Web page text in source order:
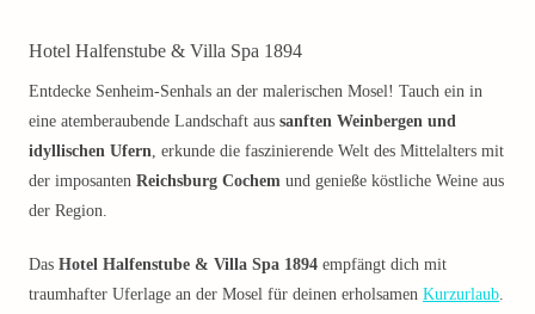
Hotel Halfenstube & Villa Spa 1894
Entdecke Senheim-Senhals an der malerischen Mosel! Tauch ein in
eine atemberaubende Landschaft aus sanften Weinbergen und
idyllischen Ufern, erkunde die faszinierende Welt des Mittelalters mit
der imposanten Reichsburg Cochem und genieße köstliche Weine aus
der Region.
Das Hotel Halfenstube & Villa Spa 1894 empfängt dich mit
traumhafter Uferlage an der Mosel für deinen erholsamen Kurzurlaub.